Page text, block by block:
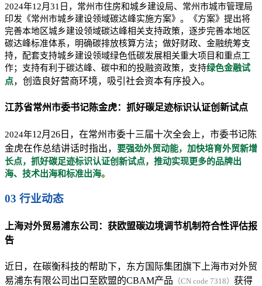
2024年12月31日，常州市住房和城乡建设局、常州市城市管理局
印发《常州市城乡建设领域碳达峰实施方案》。《方案》提出将
完善本地区城乡建设领域碳达峰相关支持政策，逐步完善本地区
碳达峰标准体系，明确碳排放核算方法；做好财政、金融统筹支
持，配套支持城乡建设领域绿色低碳发展相关重大项目和重点工
作；支持有利于碳达峰、碳中和的投融资政策，支持绿色金融试
点，创造良好营商环境，吸引社会资本有序投入。
江苏省常州市委书记陈金虎：抓好碳足迹标识认证创新试点
2024年12月26日，在常州市委十三届十次全会上，市委书记陈
金虎在作总结讲话时指出， 要强劲外贸动能，加快培育外贸新增
长点，抓好碳足迹标识认证创新试点，推动实现更多的品牌出
海、技术出海和标准出海。
03 行业动态
上海对外贸易浦东公司：获欧盟碳边境调节机制符合性评估报
告
近日，在碳衡科技的帮助下，东方国际集团旗下上海市对外贸
易浦东有限公司出口至欧盟的CBAM产品 （CN code 7318） 获得